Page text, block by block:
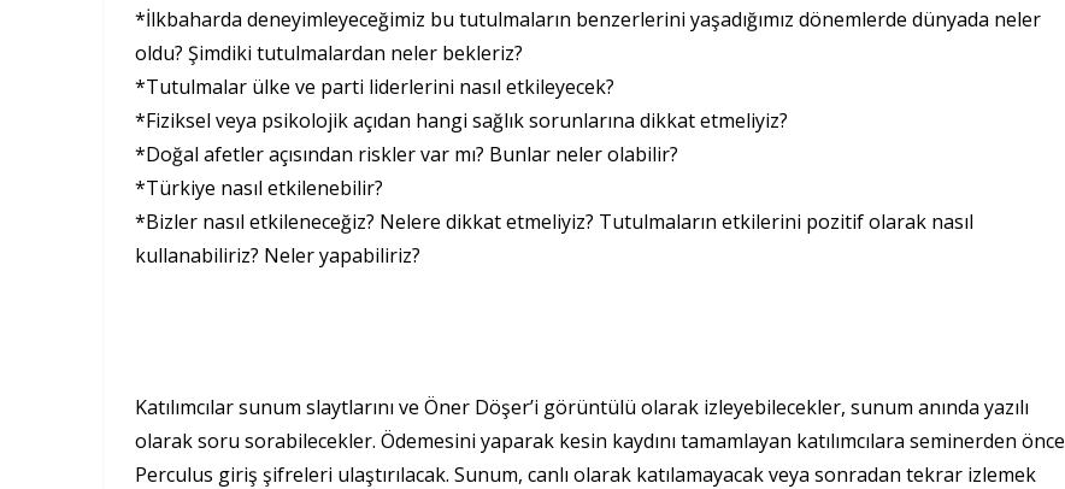
*İlkbaharda deneyimleyeceğimiz bu tutulmaların benzerlerini yaşadığımız dönemlerde dünyada neler
oldu? Şimdiki tutulmalardan neler bekleriz?
*Tutulmalar ülke ve parti liderlerini nasıl etkileyecek?
*Fiziksel veya psikolojik açıdan hangi sağlık sorunlarına dikkat etmeliyiz?
*Doğal afetler açısından riskler var mı? Bunlar neler olabilir?
*Türkiye nasıl etkilenebilir?
*Bizler nasıl etkileneceğiz? Nelere dikkat etmeliyiz? Tutulmaların etkilerini pozitif olarak nasıl
kullanabiliriz? Neler yapabiliriz?
Katılımcılar sunum slaytlarını ve Öner Döşer’i görüntülü olarak izleyebilecekler, sunum anında yazılı
olarak soru sorabilecekler. Ödemesini yaparak kesin kaydını tamamlayan katılımcılara seminerden önce
Perculus giriş şifreleri ulaştırılacak. Sunum, canlı olarak katılamayacak veya sonradan tekrar izlemek